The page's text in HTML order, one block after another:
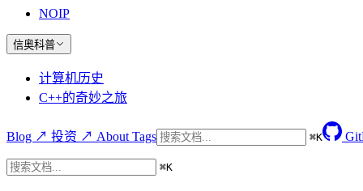
NOIP
信奥科普
计算机历史
C++的奇妙之旅
Blog ↗ 投资 ↗ About Tags ⌘K
⌘K